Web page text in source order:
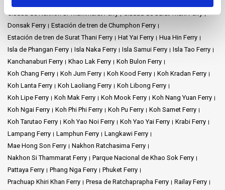
Ciudad de Nakhon Si Thammarat Ferry
Ciudad de Surat Thani Ferry
Donsak Ferry
Estación de tren de Chumphon Ferry
Estación de tren de Surat Thani Ferry
Hat Yai Ferry
Hua Hin Ferry
Isla de Phangan Ferry
Isla Naka Ferry Isla Samui Ferry
Isla Tao Ferry
Kanchanaburi Ferry
Khao Lak Ferry
Koh Bulon Ferry
Koh Chang Ferry
Koh Jum Ferry Koh Kood Ferry
Koh Kradan Ferry
Koh Lanta Ferry
Koh Laoliang Ferry
Koh Libong Ferry
Koh Lipe Ferry
Koh Mak Ferry Koh Mook Ferry
Koh Nang Yuan Ferry
Koh Ngai Ferry
Koh Phi Phi Ferry Koh Pu Ferry
Koh Samet Ferry
Koh Tarutao Ferry
Koh Yao Noi Ferry Koh Yao Yai Ferry
Krabi Ferry
Lampang Ferry
Lamphun Ferry
Langkawi Ferry
Mae Hong Son Ferry
Nakhon Ratchasima Ferry
Nakhon Si Thammarat Ferry
Parque Nacional de Khao Sok Ferry
Pattaya Ferry
Phang Nga Ferry
Phuket Ferry
Prachuap Khiri Khan Ferry
Presa de Ratchaprapha Ferry
Railay Ferry